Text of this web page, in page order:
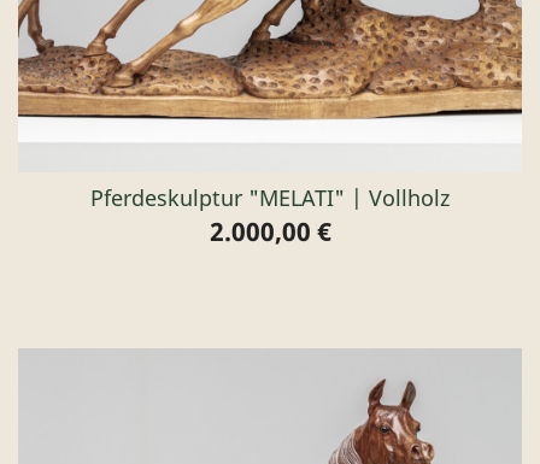
Pferdeskulptur "MELATI" | Vollholz
Preis
2.000,00 €